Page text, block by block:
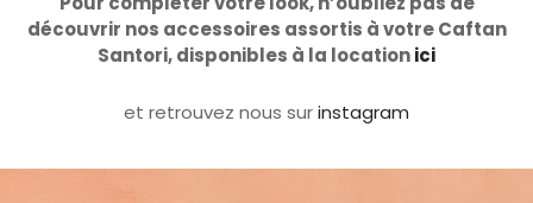
et retrouvez nous surinstagram